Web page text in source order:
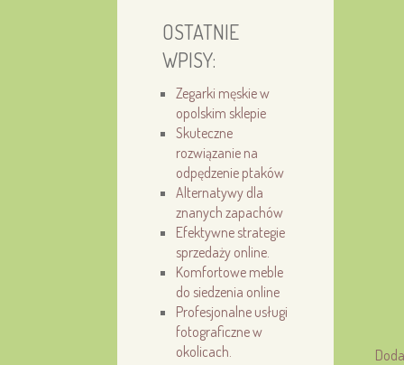
OSTATNIE
WPISY:
Zegarki męskie w
opolskim sklepie
Skuteczne
rozwiązanie na
odpędzenie ptaków
Alternatywy dla
znanych zapachów
Efektywne strategie
sprzedaży online.
Komfortowe meble
do siedzenia online
Profesjonalne usługi
fotograficzne w
okolicach.